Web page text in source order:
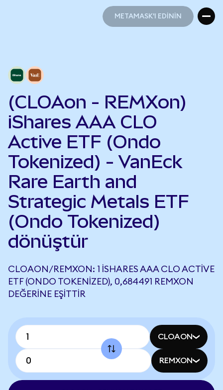
METAMASK'I EDİNİN
(CLOAon - REMXon)
iShares AAA CLO
Active ETF (Ondo
Tokenized) - VanEck
Rare Earth and
Strategic Metals ETF
(Ondo Tokenized)
dönüştür
CLOAON/REMXON: 1 ISHARES AAA CLO ACTIVE
ETF (ONDO TOKENIZED), 0,684491 REMXON
DEĞERINE EŞITTIR
CLOAON
REMXON